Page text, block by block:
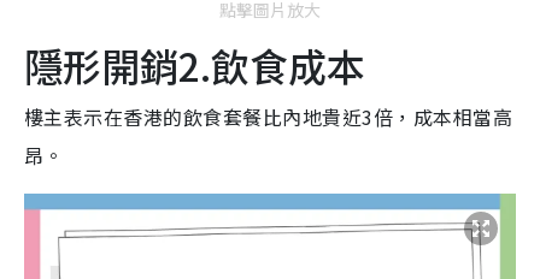
點擊圖片放大
隱形開銷2.飲食成本
樓主表示在香港的飲食套餐比內地貴近3倍，成本相當高
昂。